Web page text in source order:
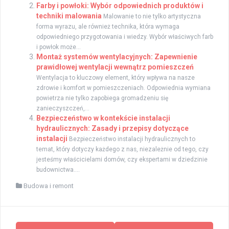
Farby i powłoki: Wybór odpowiednich produktów i
techniki malowania Malowanie to nie tylko artystyczna
forma wyrazu, ale również technika, która wymaga
odpowiedniego przygotowania i wiedzy. Wybór właściwych farb
i powłok może...
Montaż systemów wentylacyjnych: Zapewnienie
prawidłowej wentylacji wewnątrz pomieszczeń
Wentylacja to kluczowy element, który wpływa na nasze
zdrowie i komfort w pomieszczeniach. Odpowiednia wymiana
powietrza nie tylko zapobiega gromadzeniu się
zanieczyszczeń,...
Bezpieczeństwo w kontekście instalacji
hydraulicznych: Zasady i przepisy dotyczące
instalacji Bezpieczeństwo instalacji hydraulicznych to
temat, który dotyczy każdego z nas, niezależnie od tego, czy
jesteśmy właścicielami domów, czy ekspertami w dziedzinie
budownictwa....
Budowa i remont